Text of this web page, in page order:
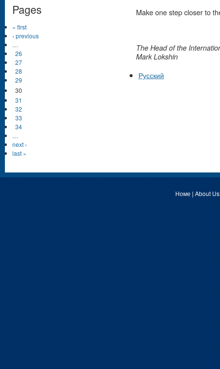
Make one step closer to
The Head of the
Mark Lokshin
Русский
Pages
« first
‹ previous
…
26
27
28
29
30
31
32
33
34
…
next ›
last »
Номе| About Us